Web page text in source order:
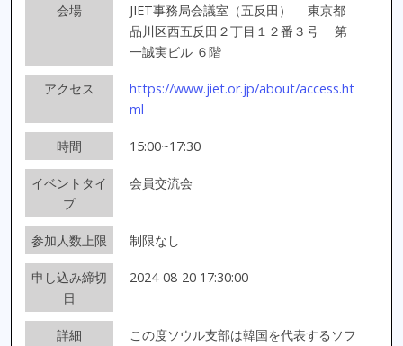
会場 JIET事務局会議室（五反田）
東京都
品川区西五反田２丁目１２番３号 第
一誠実ビル ６階
アクセス
https://www.jiet.or.jp/about/access.ht
ml
時間 15:00~17:30
イベントタイ
プ
会員交流会
参加人数上限 制限なし
申し込み締切
日
2024-08-20 17:30:00
詳細
この度ソウル支部は韓国を代表するソフ